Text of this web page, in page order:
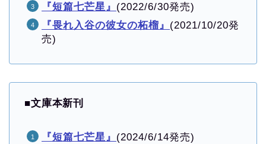
『短篇七芒星』 (2022/6/30発売)
『畏れ入谷の彼女の柘榴』 (2021/10/20発
売)
■文庫本新刊
『短篇七芒星』 (2024/6/14発売)